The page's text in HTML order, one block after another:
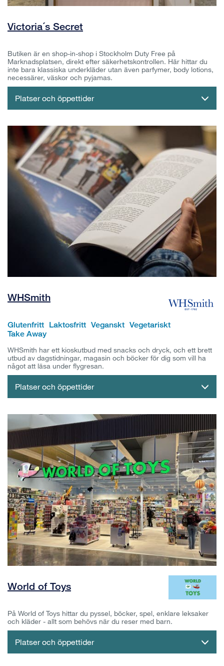
Victoria´s Secret
Butiken är en shop-in-shop i Stockholm Duty Free på
Marknadsplatsen, direkt efter säkerhetskontrollen. Här hittar du
inte bara klassiska underkläder utan även parfymer, body lotions,
necessärer, väskor och pyjamas.
Platser och öppettider
WHSmith
Glutenfritt Laktosfritt Veganskt Vegetariskt
Take Away
WHSmith har ett kioskutbud med snacks och dryck, och ett brett
utbud av dagstidningar, magasin och böcker för dig som vill ha
något att läsa under flygresan.
Platser och öppettider
World of Toys
På World of Toys hittar du pyssel, böcker, spel, enklare leksaker
och kläder - allt som behövs när du reser med barn.
Platser och öppettider